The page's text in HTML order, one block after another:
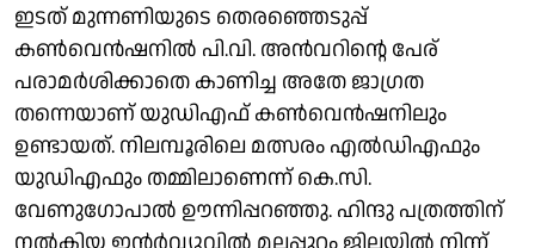
ഇടത് മുന്നണിയുടെ തെരഞ്ഞെടുപ്പ്
കൺവെൻഷനിൽ പി.വി. അൻവറിന്റെ പേര്
പരാമർശിക്കാതെ കാണിച്ച അതേ ജാഗ്രത
തന്നെയാണ് യുഡിഎഫ് കൺവെൻഷനിലും
ഉണ്ടായത്. നിലമ്പൂരിലെ മത്സരം എല്‍ഡിഎഫും
യുഡിഎഫും തമ്മിലാണെന്ന് കെ.സി.
വേണുഗോപാൽ ഊന്നിപ്പറഞ്ഞു. ഹിന്ദു പത്രത്തിന്
നൽകിയ ഇന്റർവ്യൂവിൽ മലപ്പുറം ജില്ലയിൽ നിന്ന്